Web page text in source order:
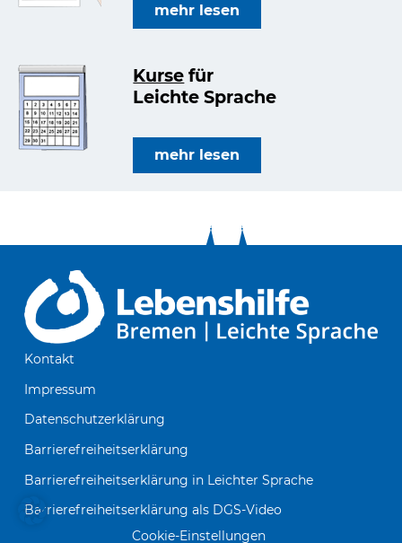
mehr lesen
Kurse für
Leichte Sprache
mehr lesen
Kontakt
Impressum
Datenschutzerklärung
Barrierefreiheitserklärung
Barrierefreiheitserklärung in Leichter Sprache
Barrierefreiheitserklärung als DGS-Video
Cookie-Einstellungen